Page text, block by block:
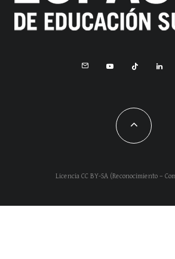
Licencia CC BY-SA (Reconocimiento –